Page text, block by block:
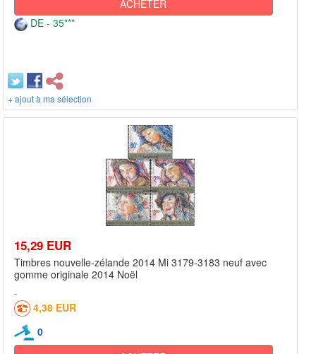
ACHETER
DE - 35***
+ ajout à ma sélection
15,29 EUR
Timbres nouvelle-zélande 2014 Mi 3179-3183 neuf avec
gomme originale 2014 Noël
4,38 EUR
0